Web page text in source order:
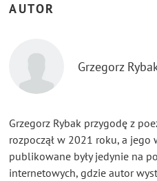
AUTOR
Grzegorz
Grzegorz Rybak przygodę z
rozpoczął w 2021 roku, a jego
publikowane były jedynie na
internetowych, gdzie autor